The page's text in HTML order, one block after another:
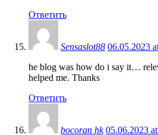
Ответить
Sensaslot88 06.05.2023
he blog was how do i say it…
helped me. Thanks
Ответить
bocoran hk 05.06.2023 at